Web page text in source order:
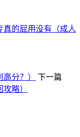
真的屁用没有（成人
分？）
下一篇
略）